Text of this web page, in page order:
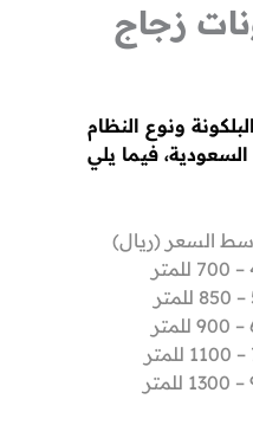
زجاج
ونوع النظام
فيما يلي
السعر (ريال)